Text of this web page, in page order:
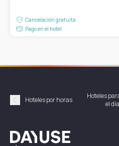
Cancelación gratuita
Pago en el hotel
Précédent
Hoteles por horas
Hoteles
el día
Dayuse